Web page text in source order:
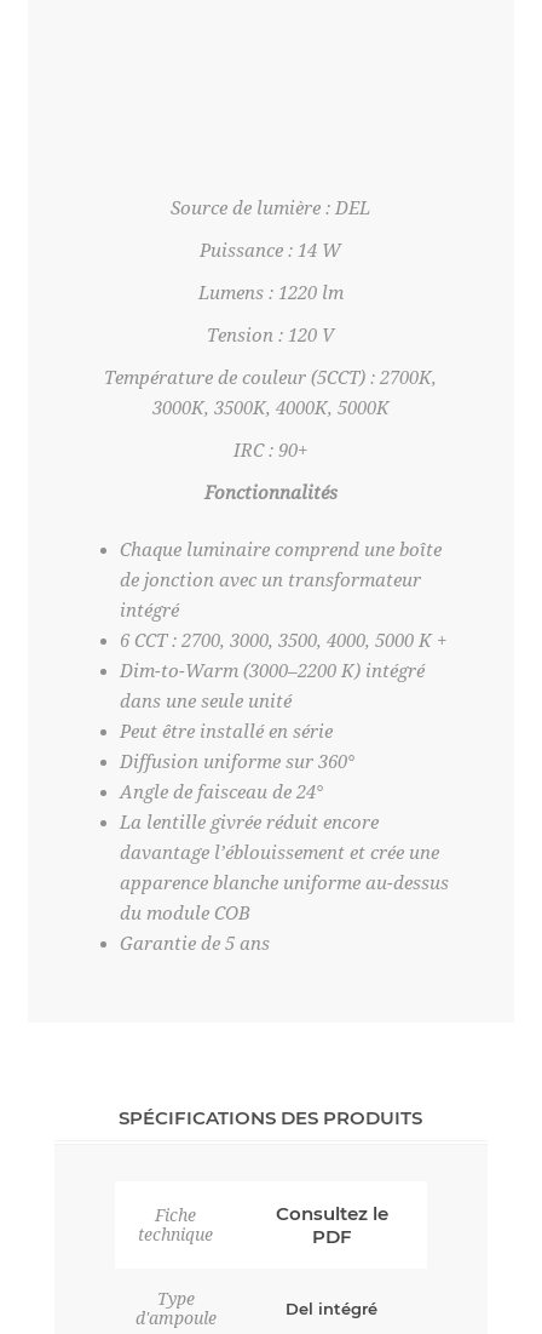
Source de lumière : DEL
Puissance : 14 W
Lumens : 1220 lm
Tension : 120 V
Température de couleur (5CCT) : 2700K,
3000K, 3500K, 4000K, 5000K
IRC : 90+
Fonctionnalités
Chaque luminaire comprend une boîte
de jonction avec un transformateur
intégré
6 CCT : 2700, 3000, 3500, 4000, 5000 K +
Dim-to-Warm (3000–2200 K) intégré
dans une seule unité
Peut être installé en série
Diffusion uniforme sur 360°
Angle de faisceau de 24°
La lentille givrée réduit encore
davantage l’éblouissement et crée une
apparence blanche uniforme au-dessus
du module COB
Garantie de 5 ans
SPÉCIFICATIONS DES PRODUITS
Fiche
technique
Consultez le
PDF
Type
d'ampoule
Del intégré